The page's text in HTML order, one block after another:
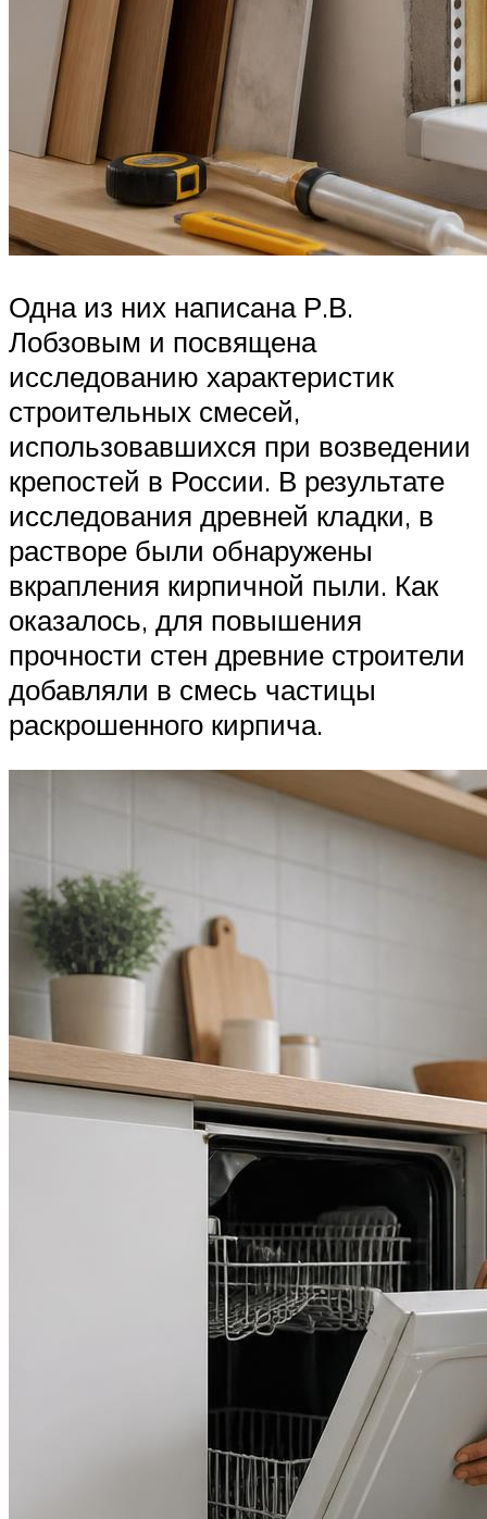
Одна из них написана Р.В.
Лобзовым и посвящена
исследованию характеристик
строительных смесей,
использовавшихся при возведении
крепостей в России. В результате
исследования древней кладки, в
растворе были обнаружены
вкрапления кирпичной пыли. Как
оказалось, для повышения
прочности стен древние строители
добавляли в смесь частицы
раскрошенного кирпича.